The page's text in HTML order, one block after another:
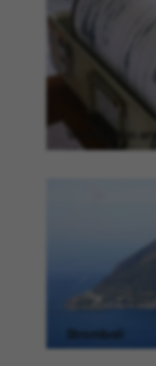
voorspellen
Stromboli